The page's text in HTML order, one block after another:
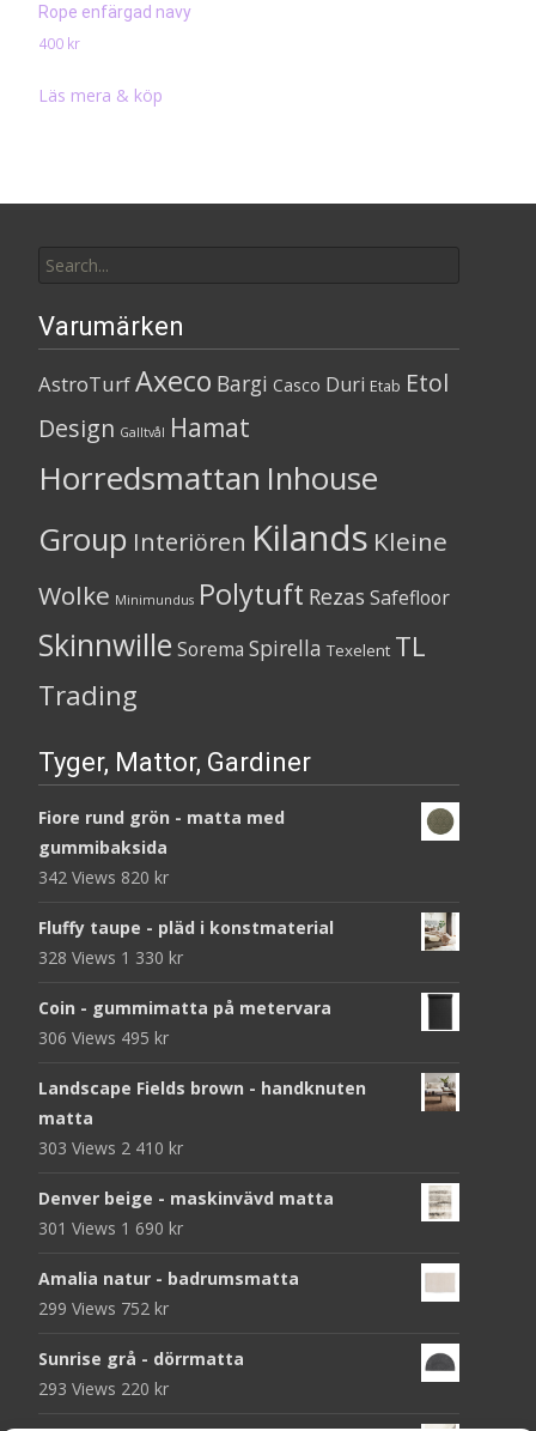
Rope enfärgad navy
400 kr
Läs mera & köp
for:
Varumärken
AstroTurfAxeco Bargi Casco Duri Etab Etol
Design Galltvål Hamat
Horredsmattan Inhouse
Group Interiören Kilands Kleine
Wolke Minimundus Polytuft Rezas Safefloor
Skinnwille Sorema Spirella Texelent TL
Trading
Tyger, Mattor, Gardiner
Fiore rund grön - matta med
gummibaksida
342 Views 820 kr
Fluffy taupe - pläd i konstmaterial
328 Views 1 330 kr
Coin - gummimatta på metervara
306 Views 495 kr
Landscape Fields brown - handknuten
matta
303 Views 2 410 kr
Denver beige - maskinvävd matta
301 Views 1 690 kr
Amalia natur - badrumsmatta
299 Views 752 kr
Sunrise grå - dörrmatta
293 Views 220 kr